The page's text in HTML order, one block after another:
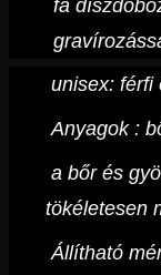
fa
unisex: férfi
Anyagok :
a bőr és
tökéletesen
Állítható